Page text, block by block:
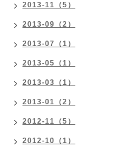
2013-11（5）
2013-09（2）
2013-07（1）
2013-05（1）
2013-03（1）
2013-01（2）
2012-11（5）
2012-10（1）